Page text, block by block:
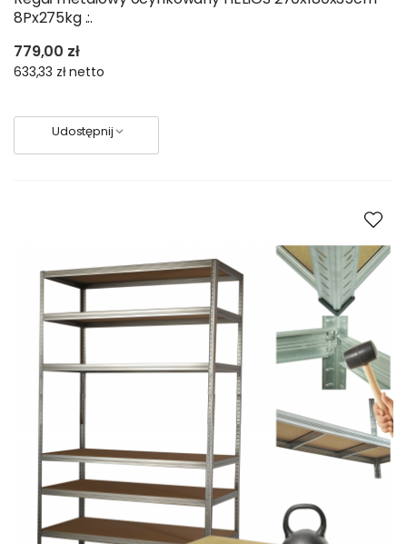
8Px275kg .:.
779,00 zł
633,33 złnetto
Udostępnij